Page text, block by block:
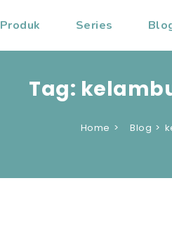
Produk Series
Tag:
Home Blog